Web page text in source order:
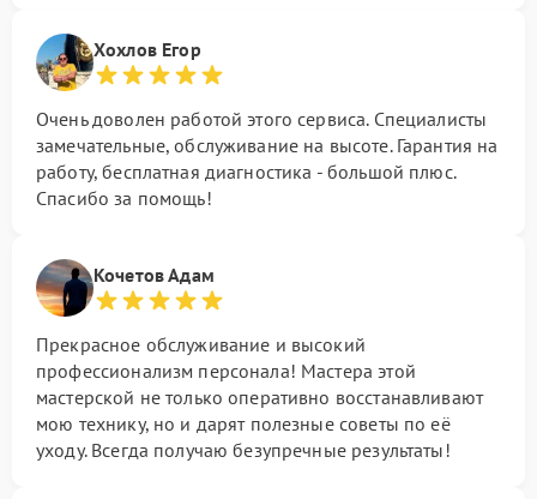
Хохлов Егор
Очень доволен работой этого сервиса. Специалисты
замечательные, обслуживание на высоте. Гарантия на
работу, бесплатная диагностика - большой плюс.
Спасибо за помощь!
Кочетов Адам
Прекрасное обслуживание и высокий
профессионализм персонала! Мастера этой
мастерской не только оперативно восстанавливают
мою технику, но и дарят полезные советы по её
уходу. Всегда получаю безупречные результаты!